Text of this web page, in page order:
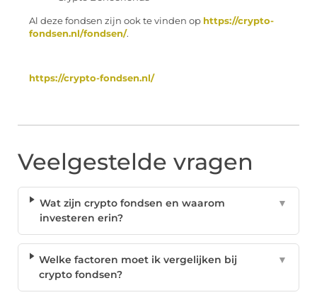
Al deze fondsen zijn ook te vinden op https://crypto-
fondsen.nl/fondsen/.
https://crypto-fondsen.nl/
Veelgestelde vragen
Wat zijn crypto fondsen en waarom
investeren erin?
▼
Welke factoren moet ik vergelijken bij
crypto fondsen?
▼